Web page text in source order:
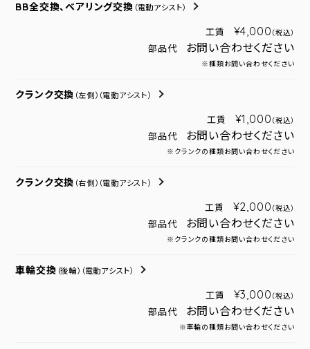
BB全交換、ベアリング交換 （電動アシスト）
工賃 ¥4,000 （税込）
部品代 お問い合わせください
※種類お問い合わせください
クランク交換 （左側） （電動アシスト）
工賃 ¥1,000 （税込）
部品代 お問い合わせください
※クランクの種類お問い合わせください
クランク交換 （右側） （電動アシスト）
工賃 ¥2,000 （税込）
部品代 お問い合わせください
※クランクの種類お問い合わせください
車輪交換 （後輪） （電動アシスト）
工賃 ¥3,000 （税込）
部品代 お問い合わせください
※車輪の種類お問い合わせください